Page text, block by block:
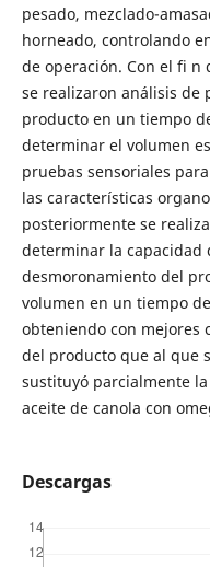
pesado, mezclado-
horneado, controlando
de operación. Con el fi
se realizaron análisis de
producto en un tiempo
determinar el volumen
pruebas sensoriales
las características
posteriormente se
determinar la capacidad
desmoronamiento del
volumen en un tiempo
obteniendo con mejores
del producto que al que
sustituyó parcialmente
aceite de canola con
Descargas